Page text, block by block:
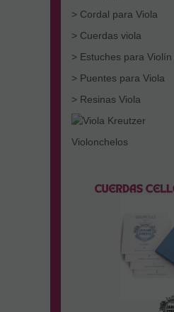
> Cordal para Viola
> Cuerdas viola
> Estuches para Violín
> Puentes para Viola
> Resinas Viola
Violonchelos